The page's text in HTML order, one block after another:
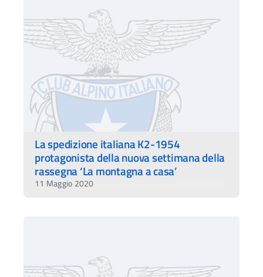
La spedizione italiana K2-1954
protagonista della nuova settimana della
rassegna ‘La montagna a casa’
11 Maggio 2020